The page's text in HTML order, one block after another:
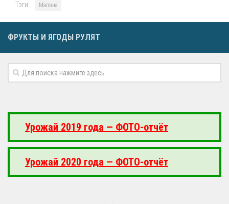
Тэги: Малина
ФРУКТЫ И ЯГОДЫ РУЛЯТ
Урожай 2019 года — ФОТО-отчёт
Урожай 2020 года — ФОТО-отчёт